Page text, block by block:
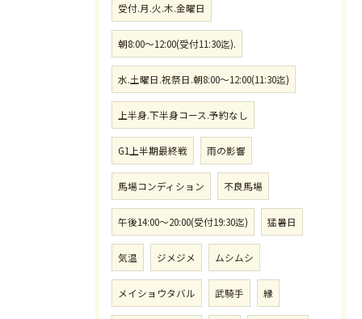
受付.月.火.木.金曜日
朝8:00〜12:00(受付11:30迄).
水.土曜日.祝祭日.朝8:00〜12:00(11:30迄)
上半身.下半身コース.予約なし
G1上半期最終戦 雨の影響
馬場コンディション 不良馬場
午後14:00〜20:00(受付19:30迄) 猛暑日
気温 ジメジメ ムシムシ
メイショウタバル 武騎手 縁